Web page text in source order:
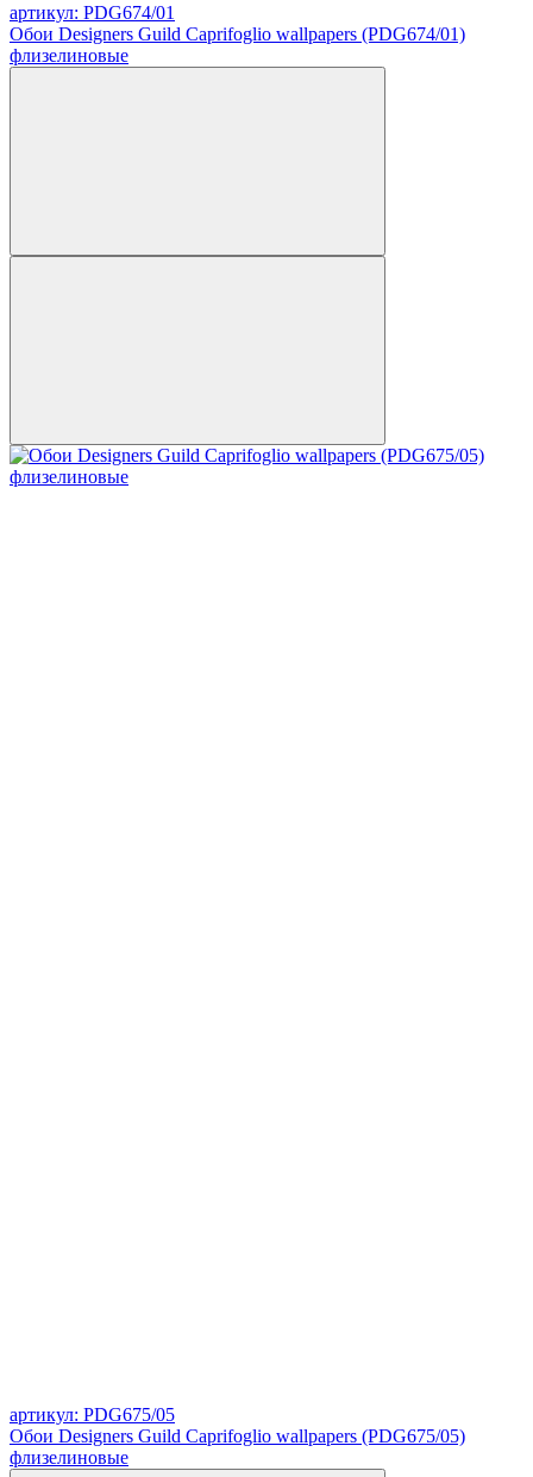
артикул: PDG674/01
Обои Designers Guild Caprifoglio wallpapers (PDG674/01)
флизелиновые
артикул: PDG675/05
Обои Designers Guild Caprifoglio wallpapers (PDG675/05)
флизелиновые